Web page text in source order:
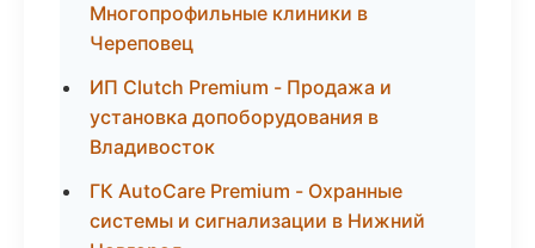
Многопрофильные клиники в
Череповец
ИП Clutch Premium - Продажа и
установка допоборудования в
Владивосток
ГК AutoCare Premium - Охранные
системы и сигнализации в Нижний